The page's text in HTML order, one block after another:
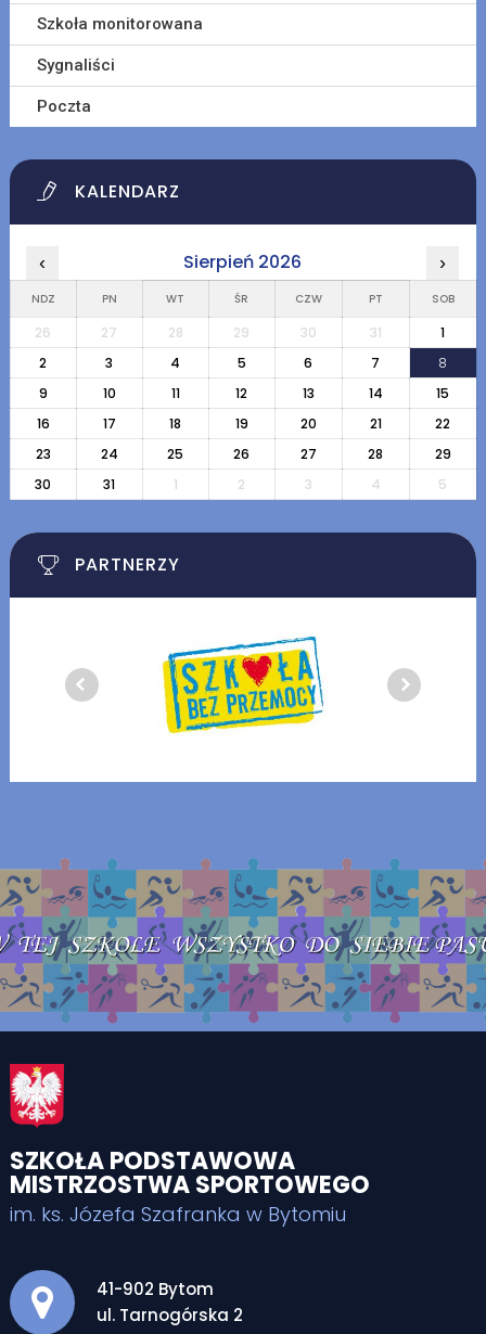
Szkoła monitorowana
Sygnaliści
Poczta
KALENDARZ
‹ Sierpień 2026 ›
NDZ PN WT ŚR CZW PT SOB
26 27 28 29 30 31
1
2
3 4 5 6 7
8
9
10 11 12 13 14
15
16
17 18 19 20 21
22
23
24 25 26 27 28
29
30
31 1 2 3 4 5
PARTNERZY
SZKOŁA PODSTAWOWA
MISTRZOSTWA SPORTOWEGO
im. ks. Józefa Szafranka w Bytomiu
Adres pocztowy:
41-902 Bytom
ul. Tarnogórska 2